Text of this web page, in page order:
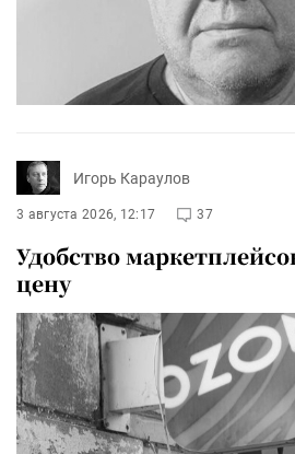
Игорь Караулов
3 августа 2026, 12:17 37
Удобство
цену